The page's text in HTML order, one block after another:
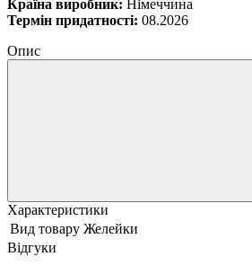
Країна виробник: Німеччина
Термін придатності: 08.2026
Опис
Характеристики
Вид товару Желейки
Відгуки